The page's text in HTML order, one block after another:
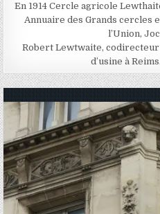
En 1914 Cercle agricole
Annuaire des Grands cercles
l’Union,
Robert Lewtwaite,
d’usine à
Posted in